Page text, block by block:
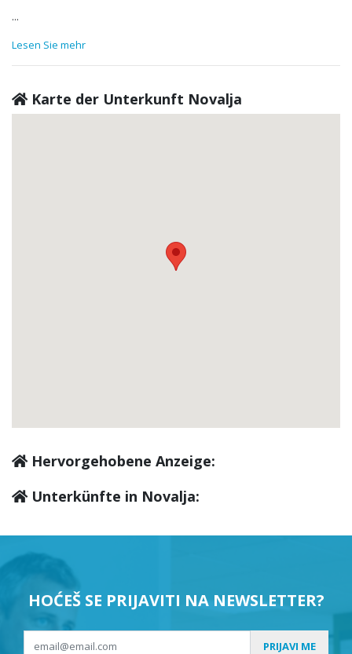
...
Lesen Sie mehr
Karte der Unterkunft Novalja
Hervorgehobene Anzeige:
Unterkünfte in Novalja:
HOĆEŠ SE PRIJAVITI NA NEWSLETTER?
PRIJAVI ME